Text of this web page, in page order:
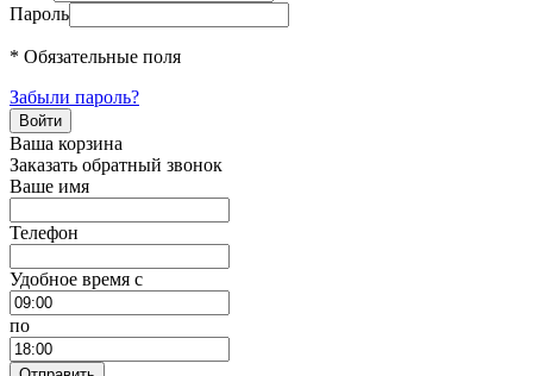
Пароль
* Обязательные поля
Забыли пароль?
Ваша корзина
Заказать обратный звонок
Ваше имя
Телефон
Удобное время c
по